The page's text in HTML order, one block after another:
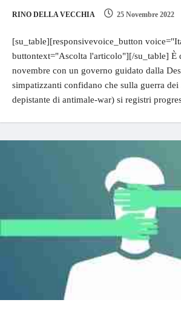
RINO DELLA VECCHIA 25 Novembre 2022
[su_table][responsivevoice_button
buttontext="Ascolta l'articolo"][/su_table] È
novembre con un governo guidato dalla
simpatizzanti confidano che sulla guerra dei
depistante di antimale-war) si registri